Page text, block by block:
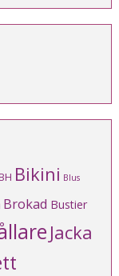
Bikini Blus
Brokad Bustier
Jacka